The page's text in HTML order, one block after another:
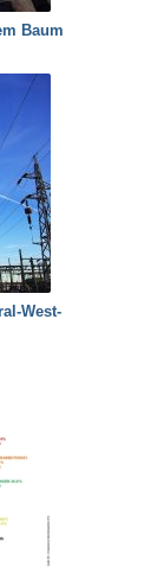
Baum
West-